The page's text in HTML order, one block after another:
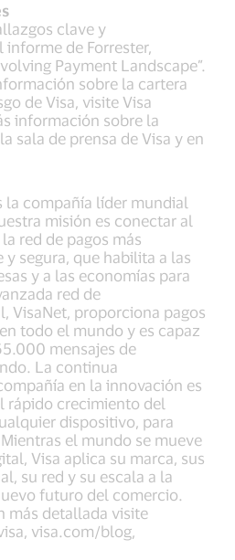
clave y
de Forrester,
Payment Landscape”.
sobre la cartera
de Visa, visite Visa
información sobre la
sala de prensa de Visa y en
la compañía líder mundial
misión es conectar al
red de pagos más
segura, que habilita a las
y a las economías para
red de
VisaNet, proporciona pagos
todo el mundo y es capaz
mensajes de
La continua
en la innovación es
rápido crecimiento del
dispositivo, para
el mundo se mueve
Visa aplica su marca, sus
su red y su escala a la
futuro del comercio.
más detallada visite
visa.com/blog,